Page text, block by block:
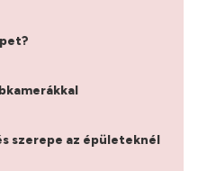
szerepe az épületeknél